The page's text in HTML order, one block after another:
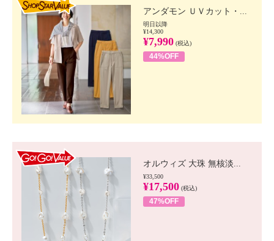
アンダモン ＵＶカット・...
明日以降
¥14,300
¥7,990 (税込)
44%OFF
オルウィズ 大珠 無核淡...
¥33,500
¥17,500 (税込)
47%OFF